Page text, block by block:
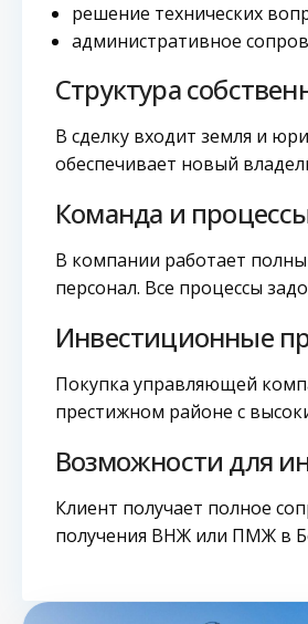
решение технических
административное
Структура
В сделку входит земля и
обеспечивает новый
Команда и
В компании работает
персонал. Все процессы
Инвестиционные
Покупка управляющей
престижном районе с
Возможности для
Клиент получает полное
получения ВНЖ или ПМЖ в